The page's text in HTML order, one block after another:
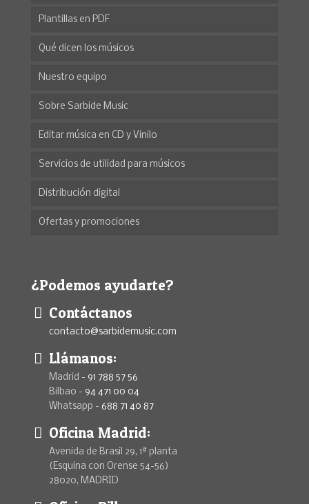
Plantillas en PDF
Qué dicen los músicos
Nuestro equipo
Sobre Sarbide Music
Editar música en CD y Vinilo
Servicios de utilidad para músicos
Distribución digital
Ofertas y promociones
¿Podemos ayudarte?
Contáctanos
contacto@sarbidemusic.com
Llámanos:
Madrid - 91 788 57 56
Bilbao - 94 471 00 04
Whatsapp - 688 71 40 87
Oficina Madrid:
Avenida de Brasil 29, 1ª planta
(Esquina con Orense 54-56)
28020, MADRID